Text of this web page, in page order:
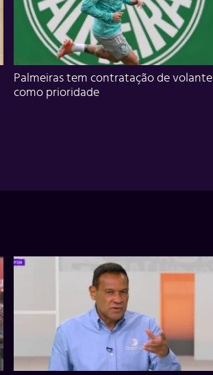
Palmeiras tem contratação de volante
como prioridade